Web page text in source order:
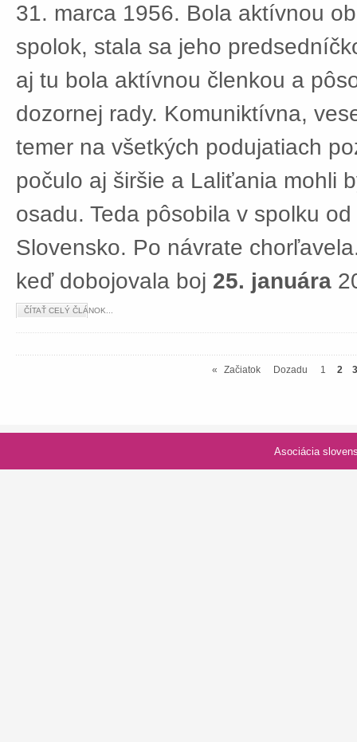
31. marca 1956. Bola aktívnou
spolok, stala sa jeho
aj tu bola aktívnou členkou a
dozornej rady. Komuniktívna,
temer na všetkých podujatiach
počulo aj širšie a Laliťania mohli
osadu. Teda pôsobila v spolku
Slovensko. Po návrate
keď dobojovala boj 25. januára
ČÍTAŤ CELÝ ČLÁNOK...
« Začiatok Dozadu 1 2 3
Asociácia slovenských